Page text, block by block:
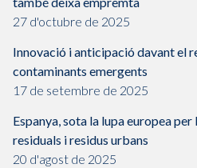
27 d'octubre de 2025
Innovació i anticipació davant el
contaminants emergents
17 de setembre de 2025
Espanya, sota la lupa europea per
residuals i residus urbans
20 d'agost de 2025